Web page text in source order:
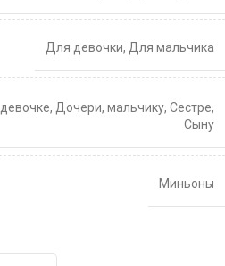
Для девочки, Для мальчика
девочке, Дочери, мальчику, Сестре,
Сыну
Миньоны